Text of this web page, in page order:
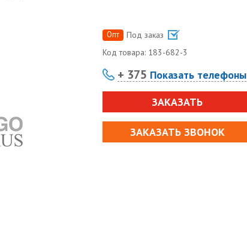
Опт
Под заказ
Код товара: 183-682-3
+ 375 Показать телефоны
ЗАКАЗАТЬ
ЗАКАЗАТЬ ЗВОНОК